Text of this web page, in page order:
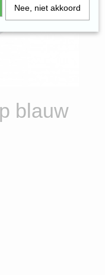
blauw
Nee, niet akkoord